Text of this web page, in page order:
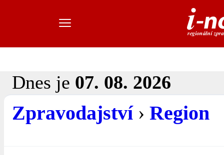
Dnes je 07. 08. 2026
Zpravodajství› Region